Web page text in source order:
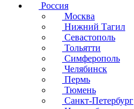
Россия
Москва
Нижний Тагил
Севастополь
Тольятти
Симферополь
Челябинск
Пермь
Тюмень
Санкт-Петербург